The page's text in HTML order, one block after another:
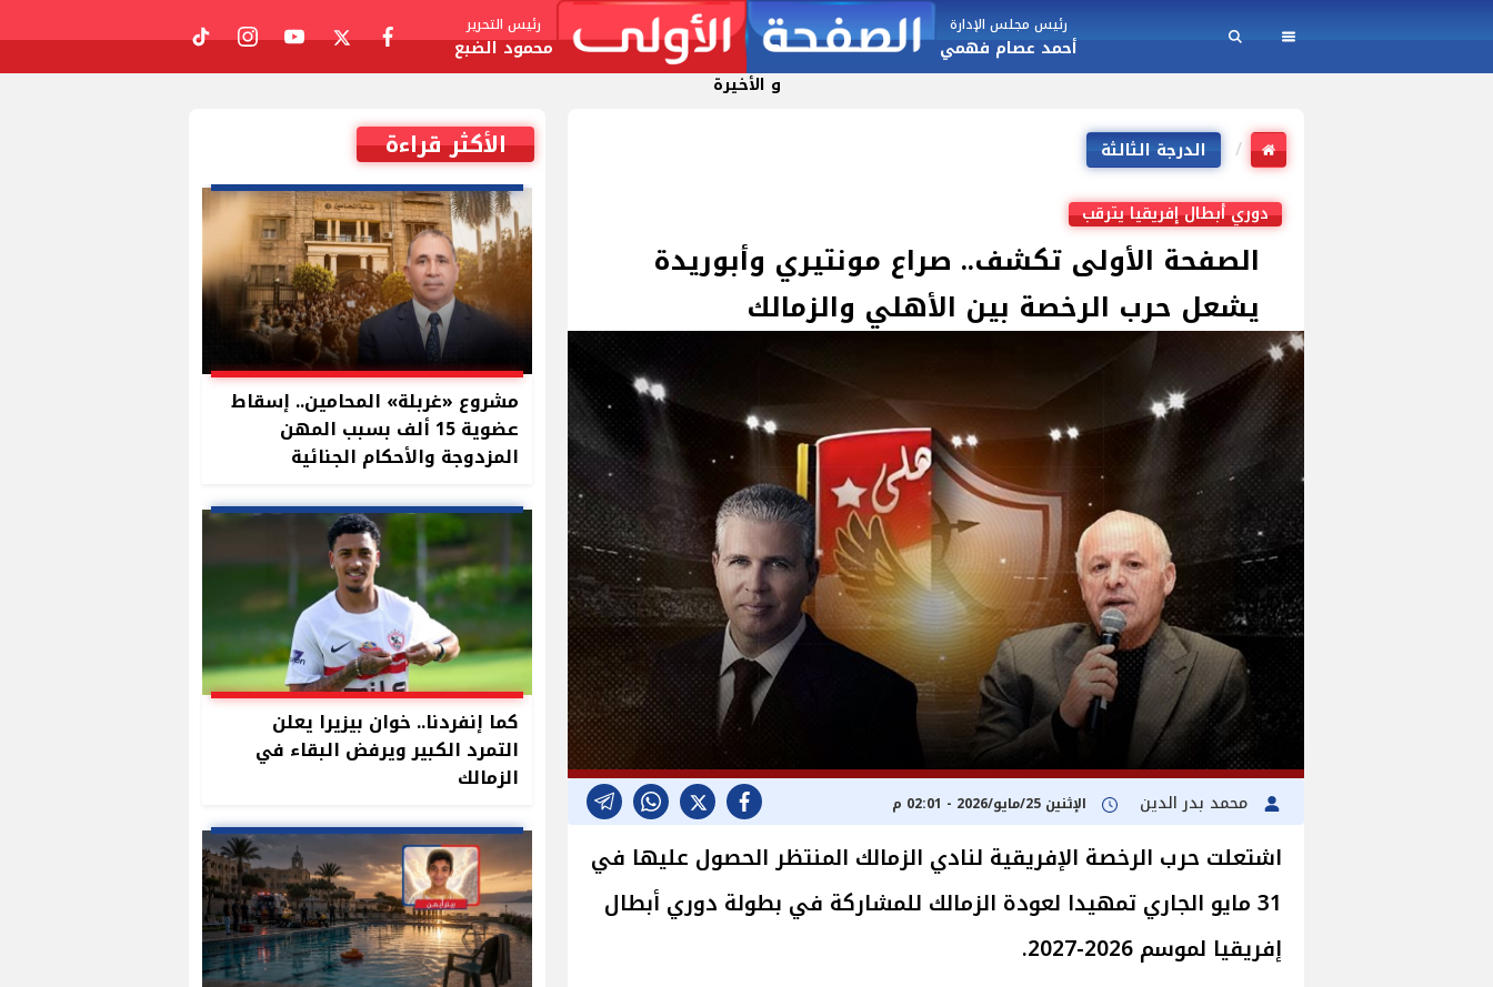
رئيس مجلس الإدارة
أحمد عصام فهمي
رئيس التحرير
محمود الضبع facebook
twitter
youtube
instagram
tiktok
و الأخيرة
الدرجة الثالثة
دوري أبطال إفريقيا يترقب
الصفحة الأولى تكشف.. صراع مونتيري وأبوريدة
يشعل حرب الرخصة بين الأهلي والزمالك
محمد بدر الدين الإثنين 25/مايو/2026 - 02:01 م
اشتعلت حرب الرخصة الإفريقية لنادي الزمالك المنتظر الحصول عليها في
31 مايو الجاري تمهيدا لعودة الزمالك للمشاركة في بطولة دوري أبطال
إفريقيا لموسم 2026-2027.
الأكثر قراءة
مشروع «غربلة» المحامين.. إسقاط
عضوية 15 ألف بسبب المهن
المزدوجة والأحكام الجنائية
كما إنفردنا.. خوان بيزيرا يعلن
التمرد الكبير ويرفض البقاء في
الزمالك